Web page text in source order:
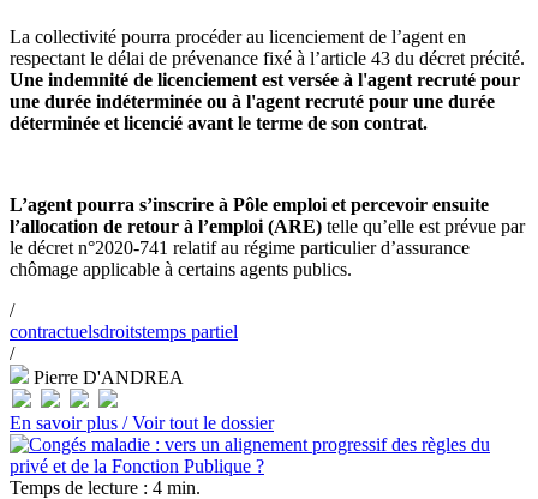
La collectivité pourra procéder au licenciement de l’agent en
respectant le délai de prévenance fixé à l’article 43 du décret précité.
Une indemnité de licenciement est versée à l'agent recruté pour
une durée indéterminée ou à l'agent recruté pour une durée
déterminée et licencié avant le terme de son contrat.
L’agent pourra s’inscrire à Pôle emploi et percevoir ensuite
l’allocation de retour à l’emploi (ARE) telle qu’elle est prévue par
le décret n°2020-741 relatif au régime particulier d’assurance
chômage applicable à certains agents publics.
/
contractuelsdroitstemps partiel
/
Pierre D'ANDREA
En savoir plus /Voir tout le dossier
Temps de lecture : 4 min.